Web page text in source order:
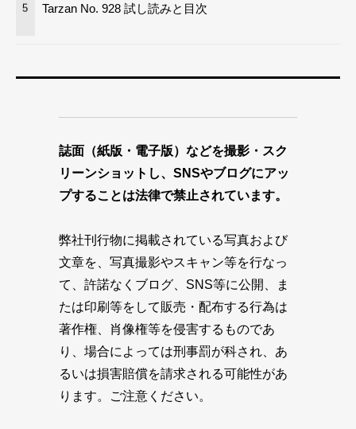
5 Tarzan No. 928 試し読みと目次
誌面（紙版・電子版）などを撮影・スク
リーンショットし、SNSやブログにアッ
プすることは法律で禁止されています。
弊社刊行物に掲載されている写真および
文章を、写真撮影やスキャン等を行なっ
て、許諾なくブログ、SNS等に公開、ま
たは印刷等をして販売・配布する行為は
著作権、肖像権等を侵害するものであ
り、場合によっては刑事罰が科され、あ
るいは損害賠償を請求される可能性があ
ります。ご注意ください。